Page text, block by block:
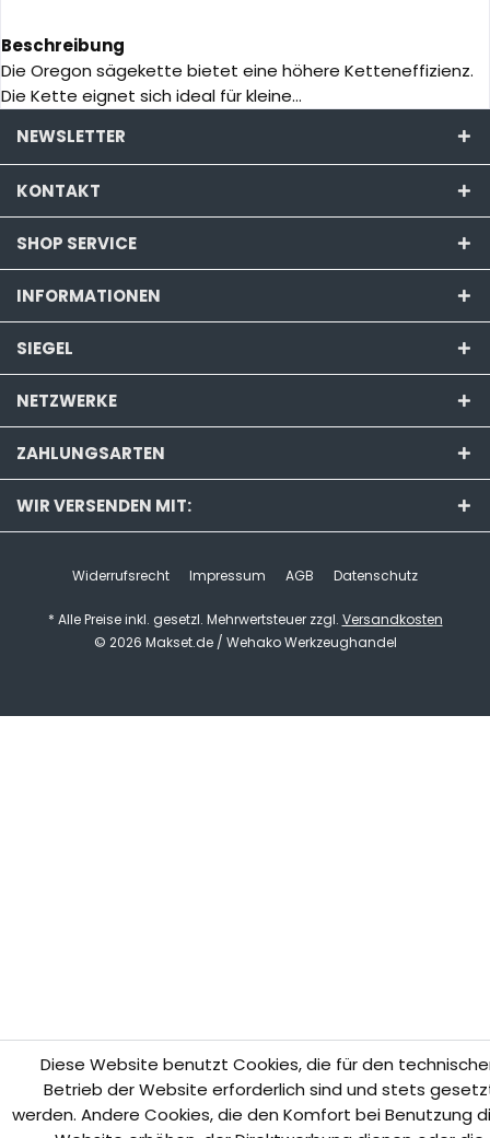
Beschreibung
Die Oregon sägekette bietet eine höhere Ketteneffizienz.
Die Kette eignet sich ideal für kleine...
NEWSLETTER
KONTAKT
SHOP SERVICE
INFORMATIONEN
SIEGEL
NETZWERKE
ZAHLUNGSARTEN
WIR VERSENDEN MIT:
Widerrufsrecht Impressum AGB Datenschutz
* Alle Preise inkl. gesetzl. Mehrwertsteuer zzgl. Versandkosten
© 2026 Makset.de / Wehako Werkzeughandel
Diese Website benutzt Cookies, die für den
Betrieb der Website erforderlich sind und stets
werden. Andere Cookies, die den Komfort bei Benutzung